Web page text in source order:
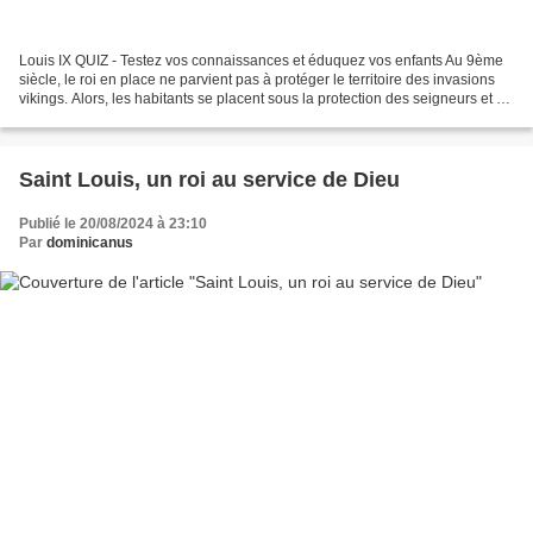
Louis IX QUIZ - Testez vos connaissances et éduquez vos enfants Au 9ème
siècle, le roi en place ne parvient pas à protéger le territoire des invasions
vikings. Alors, les habitants se placent sous la protection des seigneurs et de
Saint Louis, un roi au service de Dieu
Publié le 20/08/2024 à 23:10
Par dominicanus